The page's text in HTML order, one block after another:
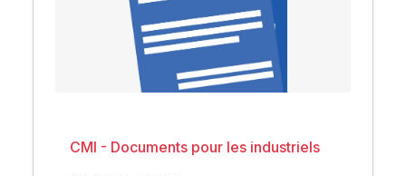
CMI - Documents pour les industriels